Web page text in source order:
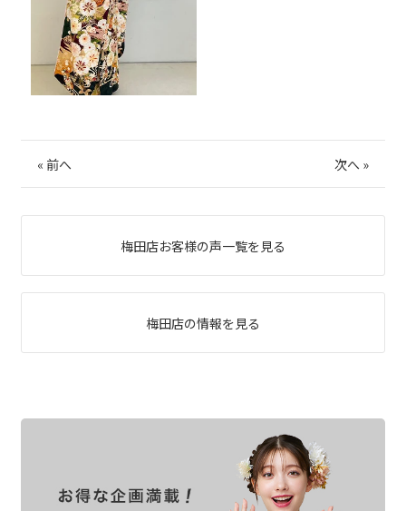
« 前へ 次へ »
梅田店お客様の声一覧を見る
梅田店の情報を見る